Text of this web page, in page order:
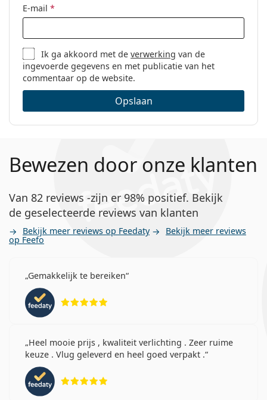
E-mail *
Ik ga akkoord met deverwerking van de
ingevoerde gegevens en met publicatie van het
commentaar op de website.
Opslaan
Bewezen door onze klanten
Van 82 reviews -zijn er 98% positief. Bekijk
de geselecteerde reviews van klanten
Bekijk meer reviews op Feedaty Bekijk meer reviews
op Feefo
Gemakkelijk te bereiken
Heel mooie prijs , kwaliteit verlichting . Zeer ruime
keuze . Vlug geleverd en heel goed verpakt .